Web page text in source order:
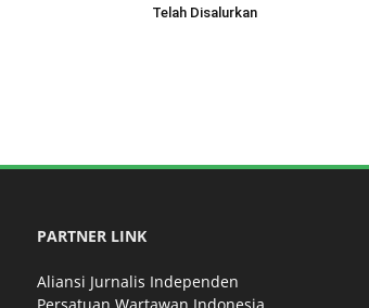
Telah Disalurkan
PARTNER LINK
Aliansi Jurnalis Independen